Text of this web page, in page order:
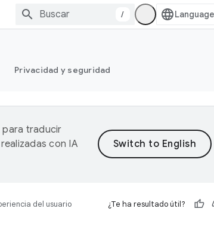
/
Privacidad y seguridad
para traducir
con IA
del usuario ¿Te ha resultado útil?